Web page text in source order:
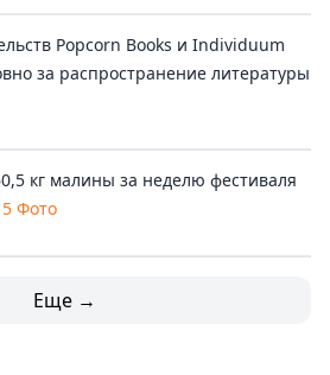
Popcorn Books и Individuum
за распространение литературы
кг малины за неделю фестиваля
5 Фото
Еще →